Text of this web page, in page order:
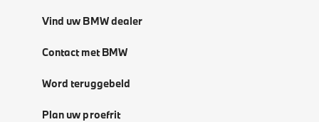
Vind uw BMW dealer
Contact met BMW
Word teruggebeld
Plan uw proefrit